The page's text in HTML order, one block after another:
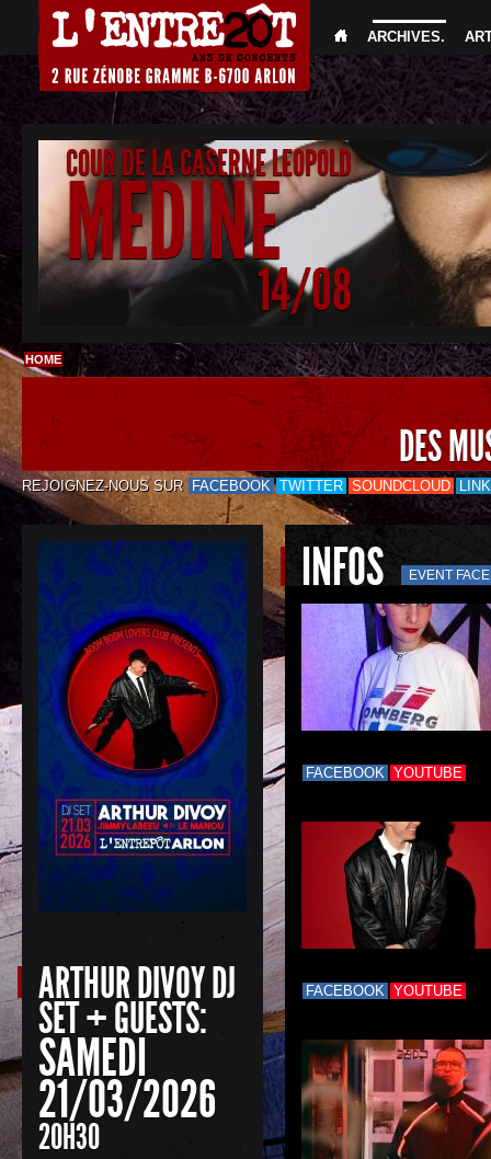
ARCHIVES.
COUR DE LA CASERNE LEOPOLD
MEDINE
14/08
HOME
DES
REJOIGNEZ-NOUS SUR FACEBOOK TWITTER SOUNDCLOUD
ARTHUR DIVOY DJ
SET + GUESTS:
SAMEDI
21/03/2026
20H30
INFOS EVENT
FACEBOOK YOUTUBE
FACEBOOK YOUTUBE